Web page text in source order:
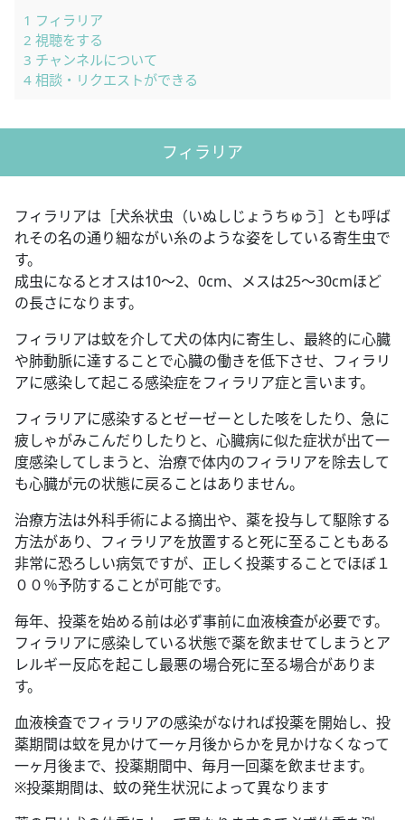
1 フィラリア
2 視聴をする
3 チャンネルについて
4 相談・リクエストができる
フィラリア
フィラリアは［犬糸状虫（いぬしじょうちゅう］とも呼ば
れその名の通り細ながい糸のような姿をしている寄生虫で
す。
成虫になるとオスは10〜2、0cm、メスは25〜30cmほど
の長さになります。
フィラリアは蚊を介して犬の体内に寄生し、最終的に心臓
や肺動脈に達することで心臓の働きを低下させ、フィラリ
アに感染して起こる感染症をフィラリア症と言います。
フィラリアに感染するとゼーゼーとした咳をしたり、急に
疲しゃがみこんだりしたりと、心臓病に似た症状が出て一
度感染してしまうと、治療で体内のフィラリアを除去して
も心臓が元の状態に戻ることはありません。
治療方法は外科手術による摘出や、薬を投与して駆除する
方法があり、フィラリアを放置すると死に至ることもある
非常に恐ろしい病気ですが、正しく投薬することでほぼ１
００％予防することが可能です。
毎年、投薬を始める前は必ず事前に血液検査が必要です。
フィラリアに感染している状態で薬を飲ませてしまうとア
レルギー反応を起こし最悪の場合死に至る場合がありま
す。
血液検査でフィラリアの感染がなければ投薬を開始し、投
薬期間は蚊を見かけて一ヶ月後からかを見かけなくなって
一ヶ月後まで、投薬期間中、毎月一回薬を飲ませます。
※投薬期間は、蚊の発生状況によって異なります